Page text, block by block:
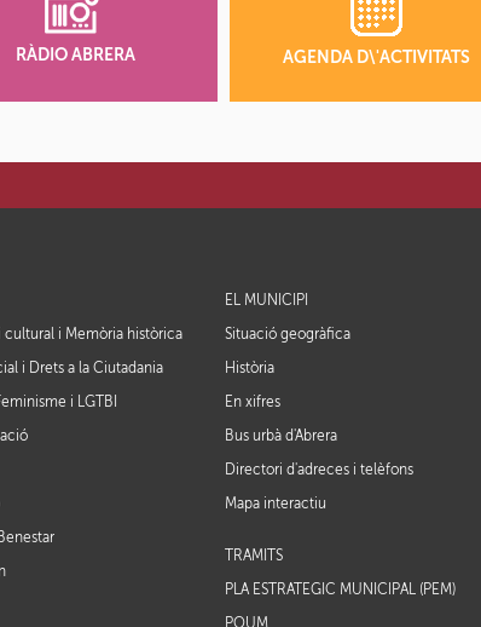
RÀDIO ABRERA AGENDA D\'ACTIVITATS
cultural i Memòria històrica
i Drets a la Ciutadania
i LGTBI
EL MUNICIPI
Situació geogràfica
Història
En xifres
Bus urbà d'Abrera
Directori d'adreces i telèfons
Mapa interactiu
TRÀMITS
PLA ESTRATÈGIC MUNICIPAL (PEM)